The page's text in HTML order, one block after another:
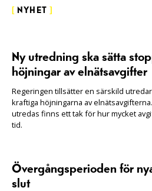
NYHET
Ny utredning ska sätta
höjningar av elnätsavgifter
Regeringen tillsätter en särskild
kraftiga höjningarna av
utredas finns ett tak för hur mycket
tid.
Övergångsperioden för
slut